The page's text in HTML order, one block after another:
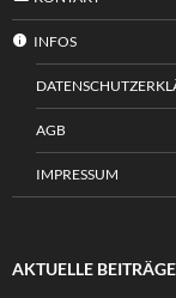
INFOS
AGB
IMPRESSUM
AKTUELLE BEITRÄGE